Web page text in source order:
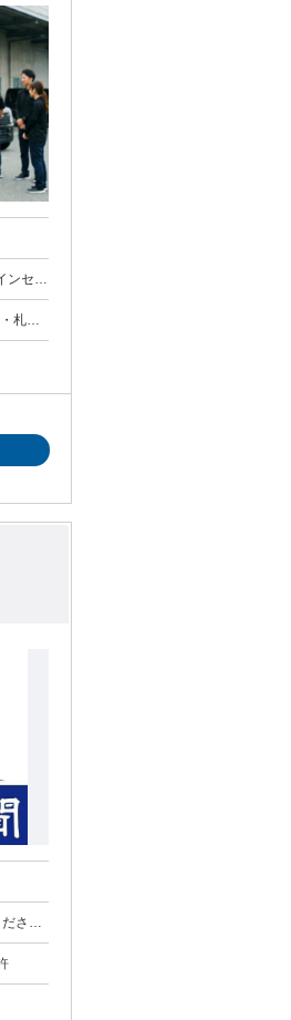
セン
÷ 12
840
翌年
札幌
デジ
方。
域を
る必要
常とし